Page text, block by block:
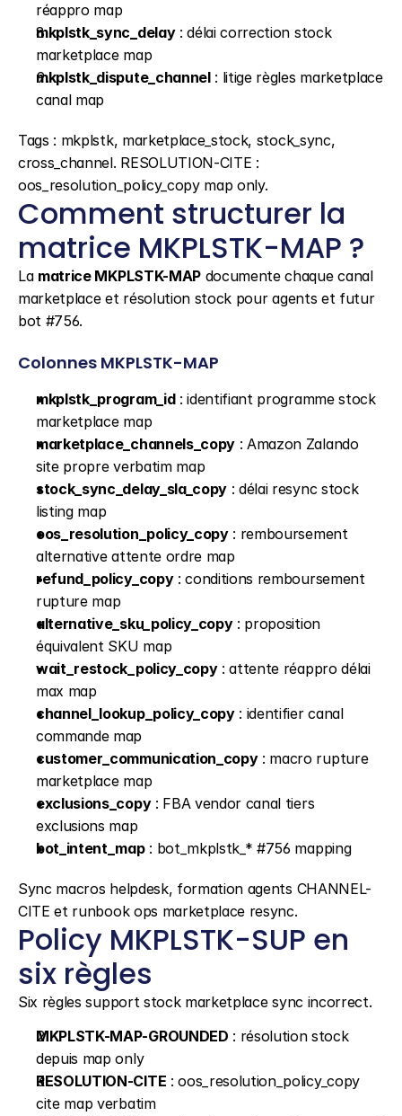
réappro map
mkplstk_sync_delay : délai correction stock
marketplace map
mkplstk_dispute_channel : litige règles marketplace
canal map
Tags : mkplstk, marketplace_stock, stock_sync,
cross_channel. RESOLUTION-CITE :
oos_resolution_policy_copy map only.
Comment structurer la
matrice MKPLSTK-MAP ?
La matrice MKPLSTK-MAP documente chaque canal
marketplace et résolution stock pour agents et futur
bot #756.
Colonnes MKPLSTK-MAP
mkplstk_program_id : identifiant programme stock
marketplace map
marketplace_channels_copy : Amazon Zalando
site propre verbatim map
stock_sync_delay_sla_copy : délai resync stock
listing map
oos_resolution_policy_copy : remboursement
alternative attente ordre map
refund_policy_copy : conditions remboursement
rupture map
alternative_sku_policy_copy : proposition
équivalent SKU map
wait_restock_policy_copy : attente réappro délai
max map
channel_lookup_policy_copy : identifier canal
commande map
customer_communication_copy : macro rupture
marketplace map
exclusions_copy : FBA vendor canal tiers
exclusions map
bot_intent_map : bot_mkplstk_* #756 mapping
Sync macros helpdesk, formation agents CHANNEL-
CITE et runbook ops marketplace resync.
Policy MKPLSTK-SUP en
six règles
Six règles support stock marketplace sync incorrect.
MKPLSTK-MAP-GROUNDED : résolution stock
depuis map only
RESOLUTION-CITE : oos_resolution_policy_copy
cite map verbatim